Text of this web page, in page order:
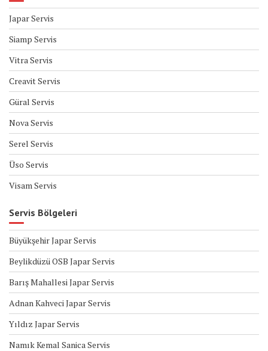
Japar Servis
Siamp Servis
Vitra Servis
Creavit Servis
Güral Servis
Nova Servis
Serel Servis
Üso Servis
Visam Servis
Servis Bölgeleri
Büyükşehir Japar Servis
Beylikdüzü OSB Japar Servis
Barış Mahallesi Japar Servis
Adnan Kahveci Japar Servis
Yıldız Japar Servis
Namık Kemal Sanica Servis